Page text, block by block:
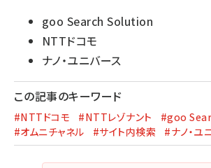
goo Search Solution
NTTドコモ
ナノ・ユニバース
この記事のキーワード
#NTTドコモ #NTTレゾナント
#goo
#オムニチャネル
#サイト内検索 #ナノ・ユ